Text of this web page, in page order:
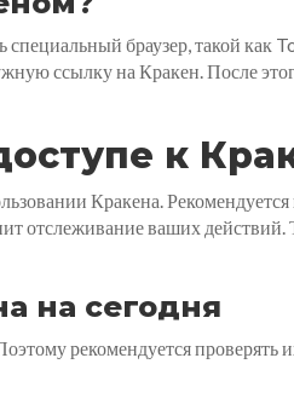
специальный браузер, такой
ссылку на Кракен. После
к
Кракена.
отслеживание ваших
на сегодня
рекомендуется